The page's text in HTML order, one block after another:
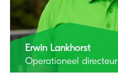
Erwin Lankhorst
Operationeel directeur